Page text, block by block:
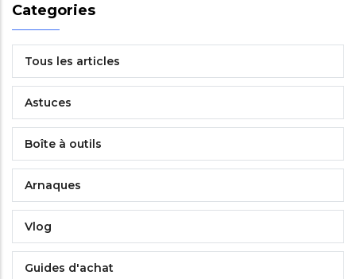
Categories
Tous les articles
Astuces
Boîte à outils
Arnaques
Vlog
Guides d'achat